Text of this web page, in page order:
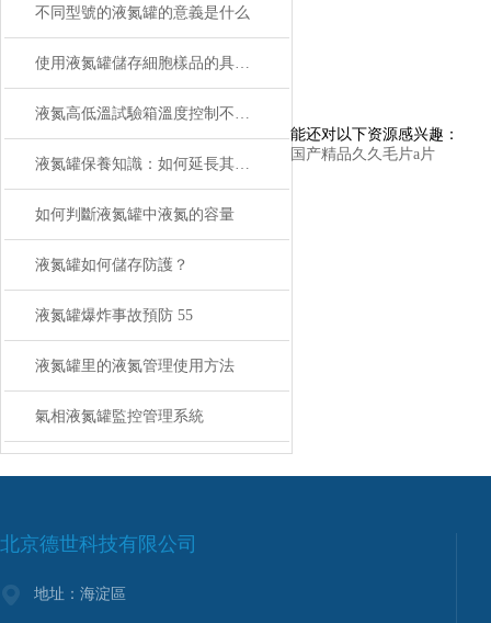
不同型號的液氮罐的意義是什么
使用液氮罐儲存細胞樣品的具體方法是什么？程序降溫的具體步驟
液氮高低溫試驗箱溫度控制不穩定的常見原因與解決方法
液氮罐保養知識：如何延長其使用壽命并確保安全存儲生物樣本？
如何判斷液氮罐中液氮的容量
液氮罐如何儲存防護？
液氮罐爆炸事故預防 55
液氮罐里的液氮管理使用方法
氣相液氮罐監控管理系統
北京德世科技有限公司
地址：海淀區
能还对以下资源感兴趣：
国产精品久久毛片a片